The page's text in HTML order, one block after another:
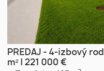
PREDAJ - 4-izbový
m² | 221 000 €